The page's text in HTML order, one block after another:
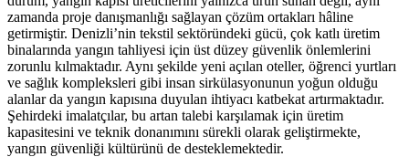
zamanda proje danışmanlığı sağlayan çözüm ortakları hâline
getirmiştir. Denizli’nin tekstil sektöründeki gücü, çok katlı üretim
binalarında yangın tahliyesi için üst düzey güvenlik önlemlerini
zorunlu kılmaktadır. Aynı şekilde yeni açılan oteller, öğrenci yurtları
ve sağlık kompleksleri gibi insan sirkülasyonunun yoğun olduğu
alanlar da yangın kapısına duyulan ihtiyacı katbekat artırmaktadır.
Şehirdeki imalatçılar, bu artan talebi karşılamak için üretim
kapasitesini ve teknik donanımını sürekli olarak geliştirmekte,
yangın güvenliği kültürünü de desteklemektedir.